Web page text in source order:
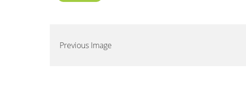
Previous Image